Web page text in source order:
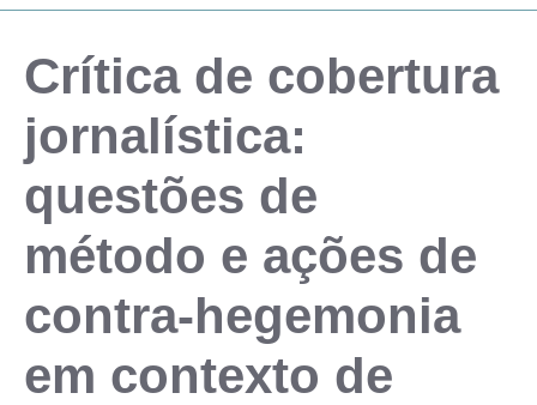
Crítica de cobertura
jornalística:
questões de
método e ações de
contra-hegemonia
em contexto de